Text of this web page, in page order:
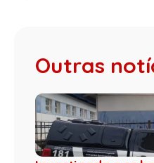
Outras